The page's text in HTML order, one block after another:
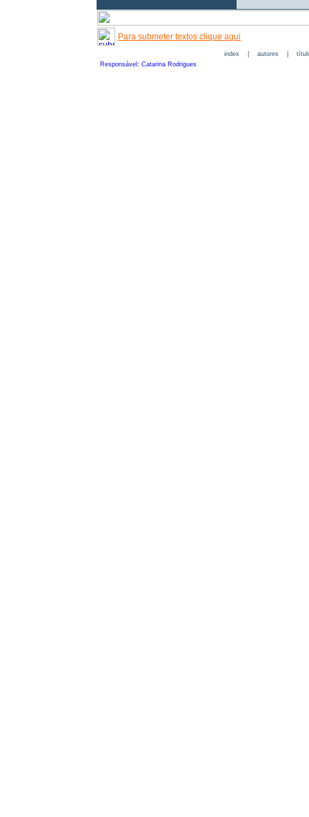
Para submeter textos clique aqui
index| autores|